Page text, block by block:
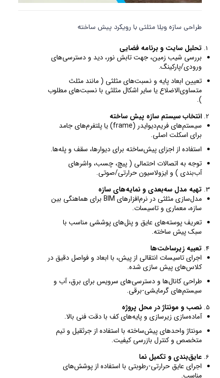
طراحی سازه ویلا مثلثی با رویکرد پیش ساخته
تحلیل سایت و برنامه فضایی
بررسی شیب زمین، جهت تابش نور، دید و دسترسی‌های
ورودی/پارکینگ.
تعیین ابعاد پایه و نسبت‌های مثلثی ( مانند مثلث
متساوى‌الاضلاع یا سایر اشکال مثلثی با نسبت‌های مطلوب
).
انتخاب سیستم سازه پیش ساخته
سیستم‌های فریم‌دیوایدر (frame) یا پلتفرم‌های جامد
برای اسکلت اصلی.
استفاده از اجزای پیش‌ساخته برای دیوارها، سقف و پله‌ها.
توجه به اتصالات احتمالی ( پیچ، چسب، واشرهای
آب‌بندی ) و ایزولاسیون حرارتی/صوتی.
تهیه مدل سه‌بعدی و نمایه‌های سازه
مدل‌سازی مثلثی در نرم‌افزارهای BIM برای هماهنگی بین
سازه، معماری و تاسیسات.
تعریف پوسته‌های عایق و پنل‌های پوششی مناسب با
سبک پیش ساخته.
تعبیه زیرساخت‌ها
اجرای تاسیسات انتقالی از پیش، با ابعاد و فواصل دقیق در
کلاس‌های پیش سازی شده.
طراحی کانال‌ها و دسترسی‌های سرویس برای برق، آب و
سیستم‌های گرمایشی-برقی.
نصب و مونتاژ در محل پروژه
آماده‌سازی زیرسازی و پایه‌های کف با دقت فنی بالا.
مونتاژ واحدهای پیش‌ساخته با استفاده از جرثقیل و تیم
متخصص و کنترل بازرسی کیفیت.
عایق‌بندی و تکمیل نما
اجرای عایق حرارتی-رطوبتی با استفاده از پوشش‌های
مناسب.